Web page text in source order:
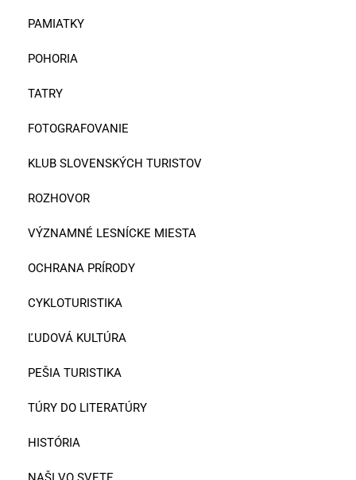
PAMIATKY
POHORIA
TATRY
FOTOGRAFOVANIE
KLUB SLOVENSKÝCH TURISTOV
ROZHOVOR
VÝZNAMNÉ LESNÍCKE MIESTA
OCHRANA PRÍRODY
CYKLOTURISTIKA
ĽUDOVÁ KULTÚRA
PEŠIA TURISTIKA
TÚRY DO LITERATÚRY
HISTÓRIA